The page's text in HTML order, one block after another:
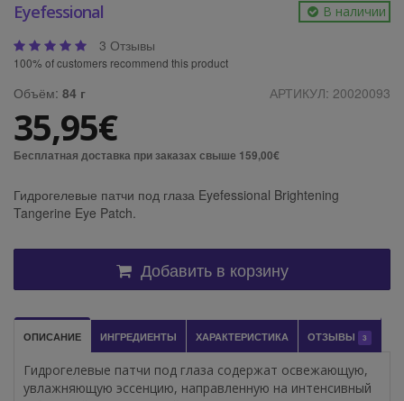
Eyefessional В наличии
3 Отзывы
100% of customers recommend this product
Объём: 84 г АРТИКУЛ: 20020093
35,95€
Бесплатная доставка при заказах свыше 159,00€
Гидрогелевые патчи под глаза Eyefessional Brightening
Tangerine Eye Patch.
Добавить в корзину
ОПИСАНИЕ ИНГРЕДИЕНТЫ ХАРАКТЕРИСТИКА ОТЗЫВЫ 3
Гидрогелевые патчи под глаза содержат освежающую,
увлажняющую эссенцию, направленную на интенсивный